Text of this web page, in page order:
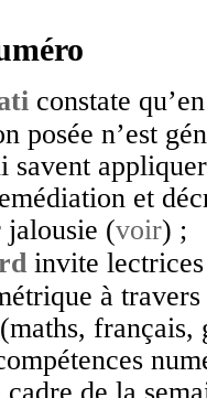
constate
posée n’est
savent
et
(voir) ;
invite
à
français,
cadre de la